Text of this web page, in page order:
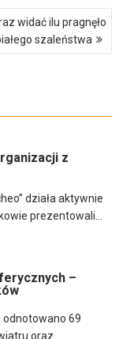
widać ilu pragnęło
szaleństwa
z
działa aktywnie
prezentowali...
–
odnotowano 69
oraz